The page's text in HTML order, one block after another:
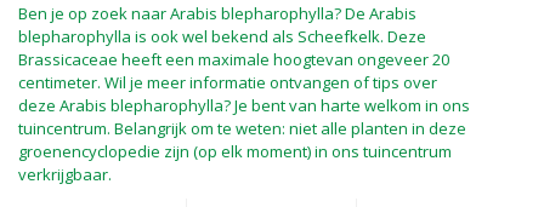
Ben je op zoek naar Arabis blepharophylla? De Arabis
blepharophylla is ook wel bekend als Scheefkelk. Deze
Brassicaceae heeft een maximale hoogtevan ongeveer 20
centimeter. Wil je meer informatie ontvangen of tips over
deze Arabis blepharophylla? Je bent van harte welkom in ons
tuincentrum. Belangrijk om te weten: niet alle planten in deze
groenencyclopedie zijn (op elk moment) in ons tuincentrum
verkrijgbaar.